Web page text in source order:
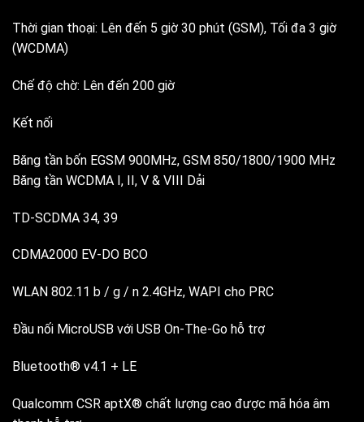
Thời gian thoại: Lên đến 5 giờ 30 phút (GSM), Tối đa 3 giờ
(WCDMA)
Chế độ chờ: Lên đến 200 giờ
Kết nối
Băng tần bốn EGSM 900MHz, GSM 850/1800/1900 MHz
Băng tần WCDMA I, II, V & VIII Dải
TD-SCDMA 34, 39
CDMA2000 EV-DO BCO
WLAN 802.11 b / g / n 2.4GHz, WAPI cho PRC
Đầu nối MicroUSB với USB On-The-Go hỗ trợ
Bluetooth® v4.1 + LE
Qualcomm CSR aptX® chất lượng cao được mã hóa âm